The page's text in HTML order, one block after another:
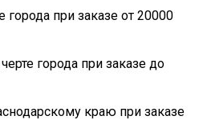
города при заказе от 20000
города при заказе до
краю при заказе